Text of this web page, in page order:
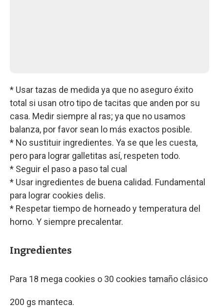
* Usar tazas de medida ya que no aseguro éxito
total si usan otro tipo de tacitas que anden por su
casa. Medir siempre al ras; ya que no usamos
balanza, por favor sean lo más exactos posible.
* No sustituir ingredientes. Ya se que les cuesta,
pero para lograr galletitas así, respeten todo.
* Seguir el paso a paso tal cual
* Usar ingredientes de buena calidad. Fundamental
para lograr cookies delis.
* Respetar tiempo de horneado y temperatura del
horno. Y siempre precalentar.
Ingredientes
Para 18 mega cookies o 30 cookies tamaño clásico
200 gs manteca.